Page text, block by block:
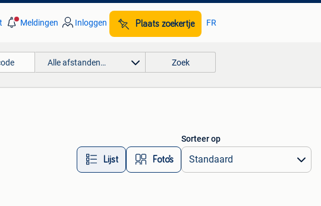
Meldingen Inloggen Plaats zoekertje FR
Alle afstanden… Zoek
Lijst Foto’s
Sorteer op